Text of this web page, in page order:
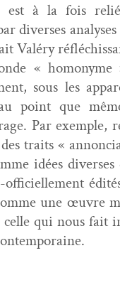
est à la fois
divers­es
Valéry
«
sous les
point que
Par exem­ple,
traits «
idées divers­es
une œuvre
qui nous fait